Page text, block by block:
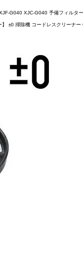
G040 XJC-G040 予備フィル
】 ±0 掃除機 コードレスクリーナ